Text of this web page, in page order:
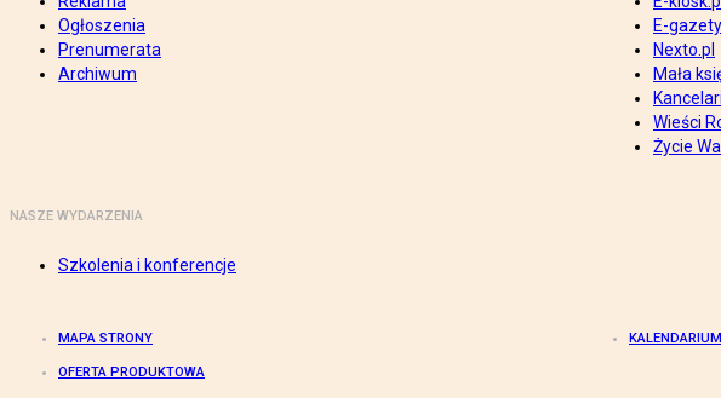
Ogłoszenia
Prenumerata
Archiwum
E-
Nexto.pl
Mała
Wieści
Życie
NASZE WYDARZENIA
Szkolenia i konferencje
MAPA STRONY KALENDARIUM
OFERTA PRODUKTOWA